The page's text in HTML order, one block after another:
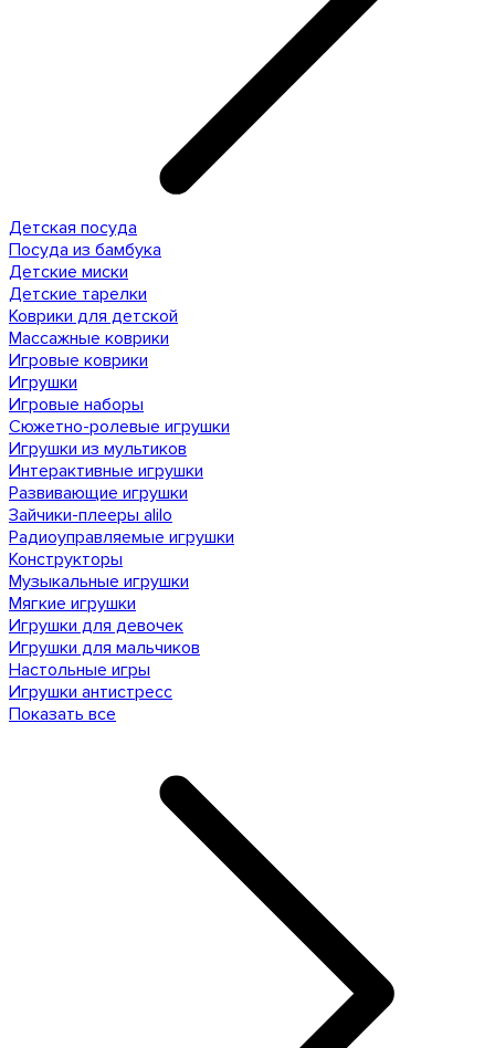
Детская посуда
Посуда из бамбука
Детские миски
Детские тарелки
Коврики для детской
Массажные коврики
Игровые коврики
Игрушки
Игровые наборы
Сюжетно-ролевые игрушки
Игрушки из мультиков
Интерактивные игрушки
Развивающие игрушки
Зайчики-плееры alilo
Радиоуправляемые игрушки
Конструкторы
Музыкальные игрушки
Мягкие игрушки
Игрушки для девочек
Игрушки для мальчиков
Настольные игры
Игрушки антистресс
Показать все